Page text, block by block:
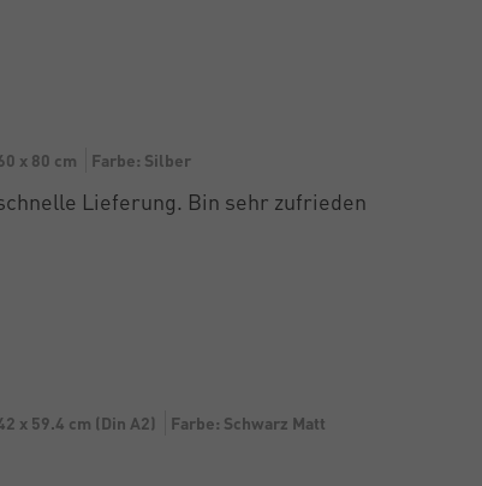
x 80 cm Farbe: Silber
Lieferung. Bin sehr zufrieden
x 59.4 cm (Din A2) Farbe: Schwarz Matt